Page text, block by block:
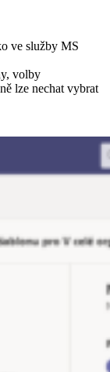
ve služby MS
volby
lze nechat vybrat